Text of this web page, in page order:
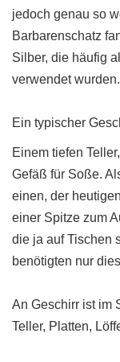
jedoch genau so
Barbarenschatz
Silber, die häufig
verwendet wurden.
Ein typischer
Einem tiefen
Gefäß für Soße.
einen, der
einer Spitze zum
die ja auf Tischen
benötigten nur
An Geschirr ist im
Teller, Platten,